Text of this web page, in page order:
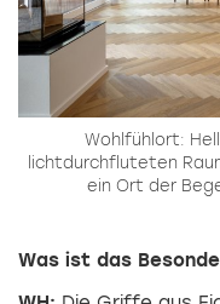
Wohlfühlort:
lichtdurchfluteten
ein Ort der
Was ist das